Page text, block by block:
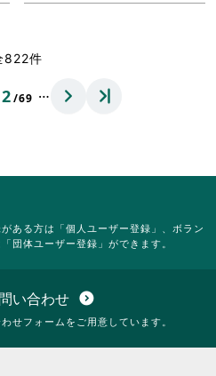
822件
2/69 …
ある方は「個人ユーザー登録」、ボラン
団体ユーザー登録」ができます。
い合わせ expand_circle_down
せフォームをご用意しています。